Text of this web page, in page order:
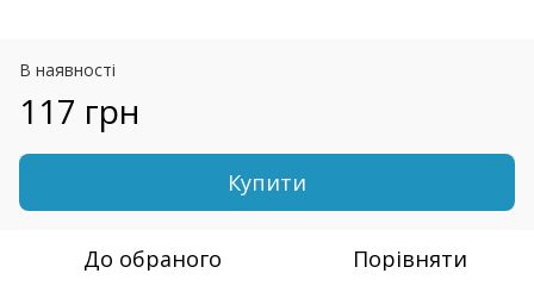
В наявності
117 грн
Купити
До обраного Порівняти